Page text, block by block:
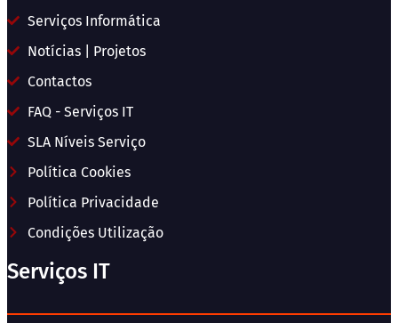
Serviços Informática
Notícias | Projetos
Contactos
FAQ - Serviços IT
SLA Níveis Serviço
Política Cookies
Política Privacidade
Condições Utilização
Serviços IT